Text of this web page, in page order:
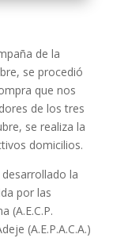
de la
se procedió
que nos
de los tres
se realiza la
domicilios.
la
por las
(A.E.C.P.
(A.E.P.A.C.A.)